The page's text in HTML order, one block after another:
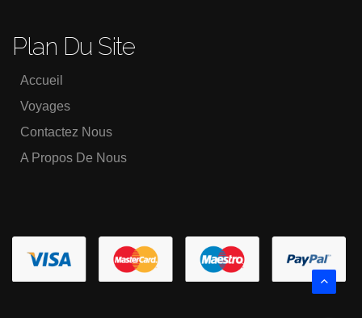
Plan Du Site
Accueil
Voyages
Contactez Nous
A Propos De Nous